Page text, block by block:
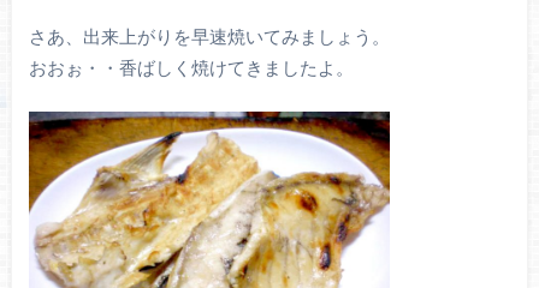
さあ、出来上がりを早速焼いてみましょう。
おおぉ・・香ばしく焼けてきましたよ。